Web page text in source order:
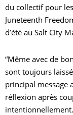
du collectif pour
Juneteenth
d’été au Salt City
“Même avec de
sont toujours
principal message
réflexion après